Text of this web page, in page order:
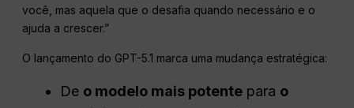
você, mas aquela que o desafia quando necessário e o
ajuda a crescer.”
O lançamento do GPT-5.1 marca uma mudança estratégica:
De o modelo mais potente para o